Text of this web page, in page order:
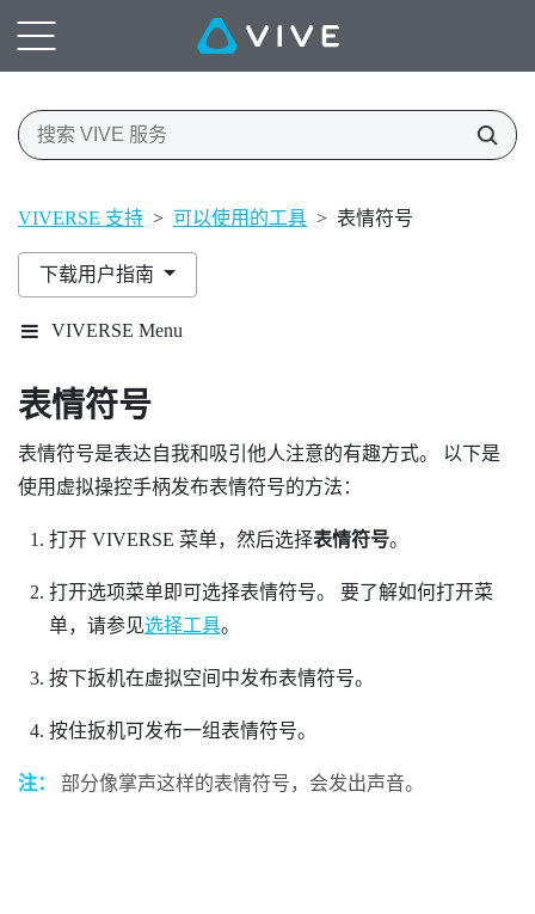
VIVERSE 支持 > 可以使用的工具 > 表情符号
下载用户指南
VIVERSE Menu
表情符号
表情符号是表达自我和吸引他人注意的有趣方式。 以下是
使用虚拟操控手柄发布表情符号的方法：
打开 VIVERSE 菜单，然后选择表情符号。
打开选项菜单即可选择表情符号。
要了解如何打开菜
单，请参见选择工具。
按下扳机在虚拟空间中发布表情符号。
按住扳机可发布一组表情符号。
注： 部分像掌声这样的表情符号，会发出声音。